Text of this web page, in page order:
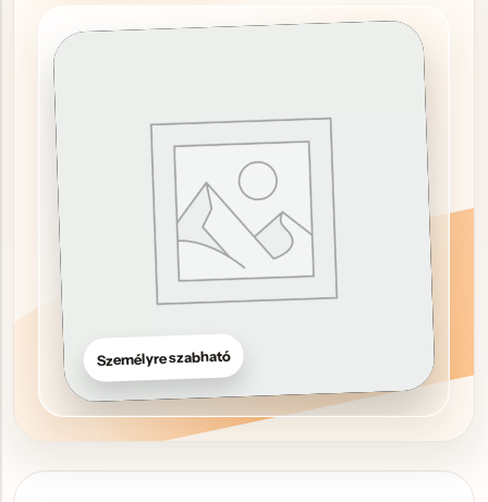
Személyre szabható
Plüss
Sapka
Táska, pénztárca
Egyedi céges ajándékok
Egyéb ajándék ötletek